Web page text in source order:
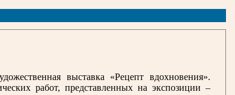
выставка «Рецепт вдохновения».
работ, представленных на экспозиции –